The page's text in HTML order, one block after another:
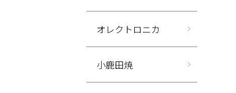
オレクトロニカ
小鹿田焼